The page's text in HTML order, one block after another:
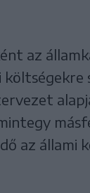
az
költségekre
az állami